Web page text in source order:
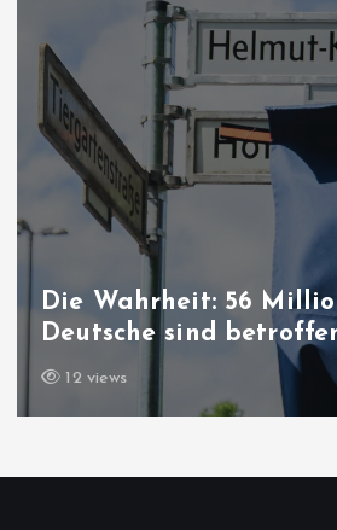
Die Wahrheit: 56
Deutsche sind
12 views